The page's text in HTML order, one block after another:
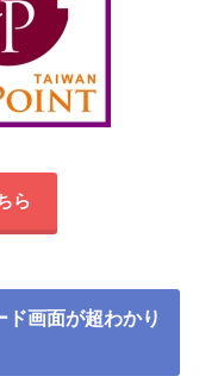
ら
画面が超わかり